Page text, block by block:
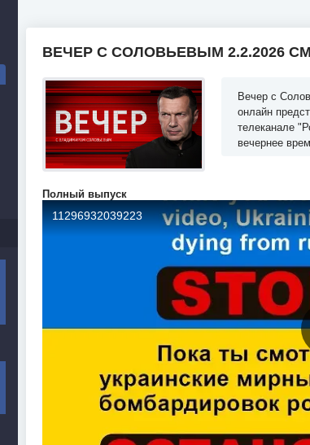
ВЕЧЕР С СОЛОВЬЕВЫМ 2.2.2026
Вечер с
онлайн
телеканале
вечернее
Полный выпуск